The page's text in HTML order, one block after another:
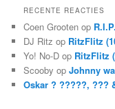
k
n
RECENTE REACTIES
Coen Grooten op
DJ Ritz op RitzFlitz
Yo! No-D op RitzFlitz
Scooby opJohnny
Oskar ? ?????, ???